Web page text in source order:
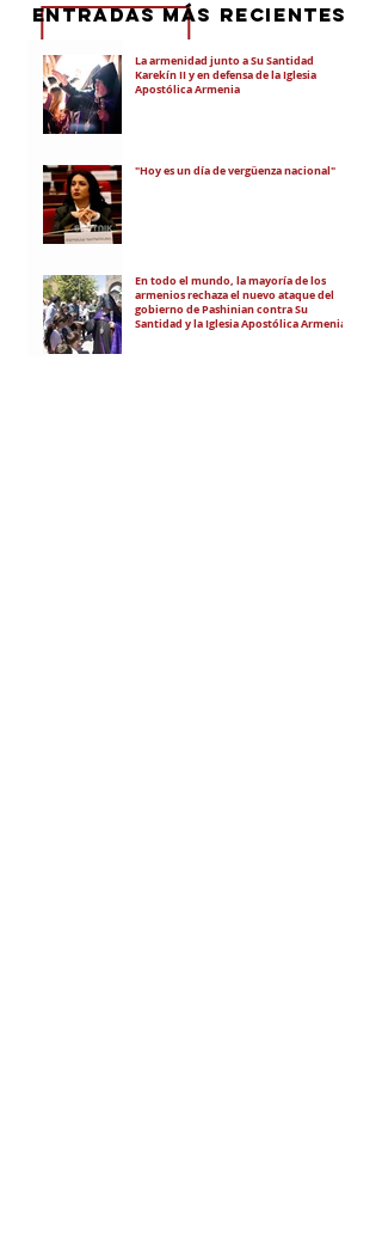
La armenidad junto a Su Santidad
Karekín II y en defensa de la Iglesia
Apostólica Armenia
"Hoy es un día de vergüenza nacional"
En todo el mundo, la mayoría de los
armenios rechaza el nuevo ataque del
gobierno de Pashinian contra Su
Santidad y la Iglesia Apostólica Armenia
eNTRADAS MÁS RECIENTES